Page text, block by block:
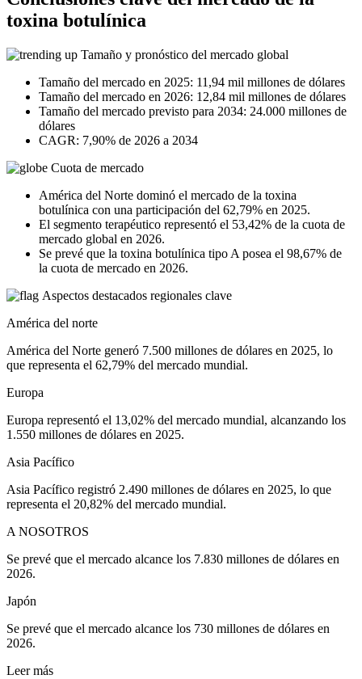
toxina botulínica
Tamaño y pronóstico del mercado global
Tamaño del mercado en 2025: 11,94 mil millones de dólares
Tamaño del mercado en 2026: 12,84 mil millones de dólares
Tamaño del mercado previsto para 2034: 24.000 millones de
dólares
CAGR: 7,90% de 2026 a 2034
Cuota de mercado
América del Norte dominó el mercado de la toxina
botulínica con una participación del 62,79% en 2025.
El segmento terapéutico representó el 53,42% de la cuota de
mercado global en 2026.
Se prevé que la toxina botulínica tipo A posea el 98,67% de
la cuota de mercado en 2026.
Aspectos destacados regionales clave
América del norte
América del Norte generó 7.500 millones de dólares en 2025, lo
que representa el 62,79% del mercado mundial.
Europa
Europa representó el 13,02% del mercado mundial, alcanzando los
1.550 millones de dólares en 2025.
Asia Pacífico
Asia Pacífico registró 2.490 millones de dólares en 2025, lo que
representa el 20,82% del mercado mundial.
A NOSOTROS
Se prevé que el mercado alcance los 7.830 millones de dólares en
2026.
Japón
Se prevé que el mercado alcance los 730 millones de dólares en
2026.
Leer más